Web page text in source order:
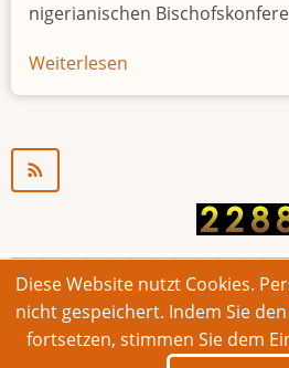
nigerianischen
Weiterlesen
© 2026 Bonner Aufruf. Alle
Footer
Impressum Kontakt Intern
Diese Website nutzt Cookies.
nicht gespeichert. Indem Sie
fortsetzen, stimmen Sie dem